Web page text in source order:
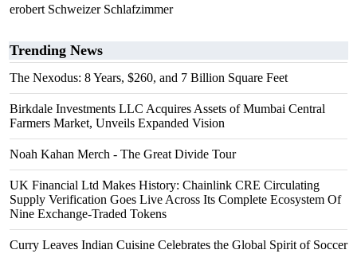
erobert Schweizer Schlafzimmer
Trending News
The Nexodus: 8 Years, $260, and 7 Billion Square Feet
Birkdale Investments LLC Acquires Assets of Mumbai Central
Farmers Market, Unveils Expanded Vision
Noah Kahan Merch - The Great Divide Tour
UK Financial Ltd Makes History: Chainlink CRE Circulating
Supply Verification Goes Live Across Its Complete Ecosystem Of
Nine Exchange-Traded Tokens
Curry Leaves Indian Cuisine Celebrates the Global Spirit of Soccer